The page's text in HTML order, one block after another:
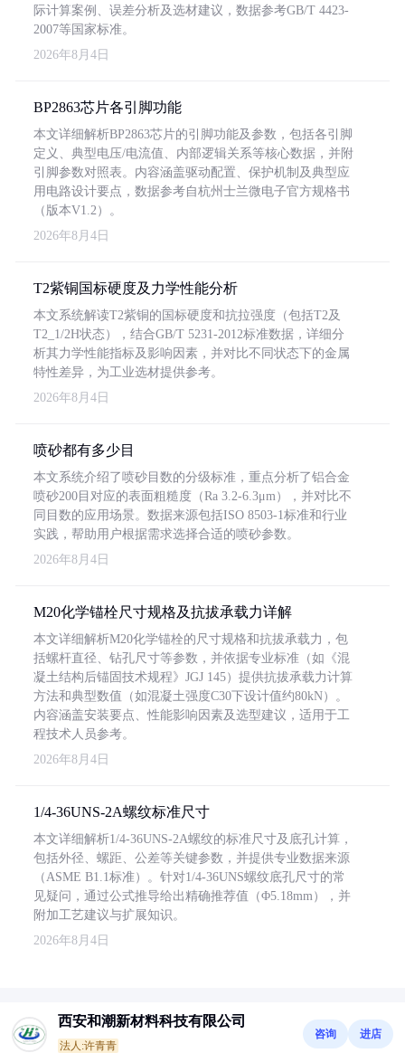
际计算案例、误差分析及选材建议，数据参考GB/T 4423-
2007等国家标准。
2026年8月4日
BP2863芯片各引脚功能
本文详细解析BP2863芯片的引脚功能及参数，包括各引脚
定义、典型电压/电流值、内部逻辑关系等核心数据，并附
引脚参数对照表。内容涵盖驱动配置、保护机制及典型应
用电路设计要点，数据参考自杭州士兰微电子官方规格书
（版本V1.2）。
2026年8月4日
T2紫铜国标硬度及力学性能分析
本文系统解读T2紫铜的国标硬度和抗拉强度（包括T2及
T2_1/2H状态），结合GB/T 5231-2012标准数据，详细分
析其力学性能指标及影响因素，并对比不同状态下的金属
特性差异，为工业选材提供参考。
2026年8月4日
喷砂都有多少目
本文系统介绍了喷砂目数的分级标准，重点分析了铝合金
喷砂200目对应的表面粗糙度（Ra 3.2-6.3μm），并对比不
同目数的应用场景。数据来源包括ISO 8503-1标准和行业
实践，帮助用户根据需求选择合适的喷砂参数。
2026年8月4日
M20化学锚栓尺寸规格及抗拔承载力详解
本文详细解析M20化学锚栓的尺寸规格和抗拔承载力，包
括螺杆直径、钻孔尺寸等参数，并依据专业标准（如《混
凝土结构后锚固技术规程》JGJ 145）提供抗拔承载力计算
方法和典型数值（如混凝土强度C30下设计值约80kN）。
内容涵盖安装要点、性能影响因素及选型建议，适用于工
程技术人员参考。
2026年8月4日
1/4-36UNS-2A螺纹标准尺寸
本文详细解析1/4-36UNS-2A螺纹的标准尺寸及底孔计算，
包括外径、螺距、公差等关键参数，并提供专业数据来源
（ASME B1.1标准）。针对1/4-36UNS螺纹底孔尺寸的常
见疑问，通过公式推导给出精确推荐值（Φ5.18mm），并
附加工艺建议与扩展知识。
2026年8月4日
西安和潮新材料科技有限公司
法人:许青青
咨询 进店